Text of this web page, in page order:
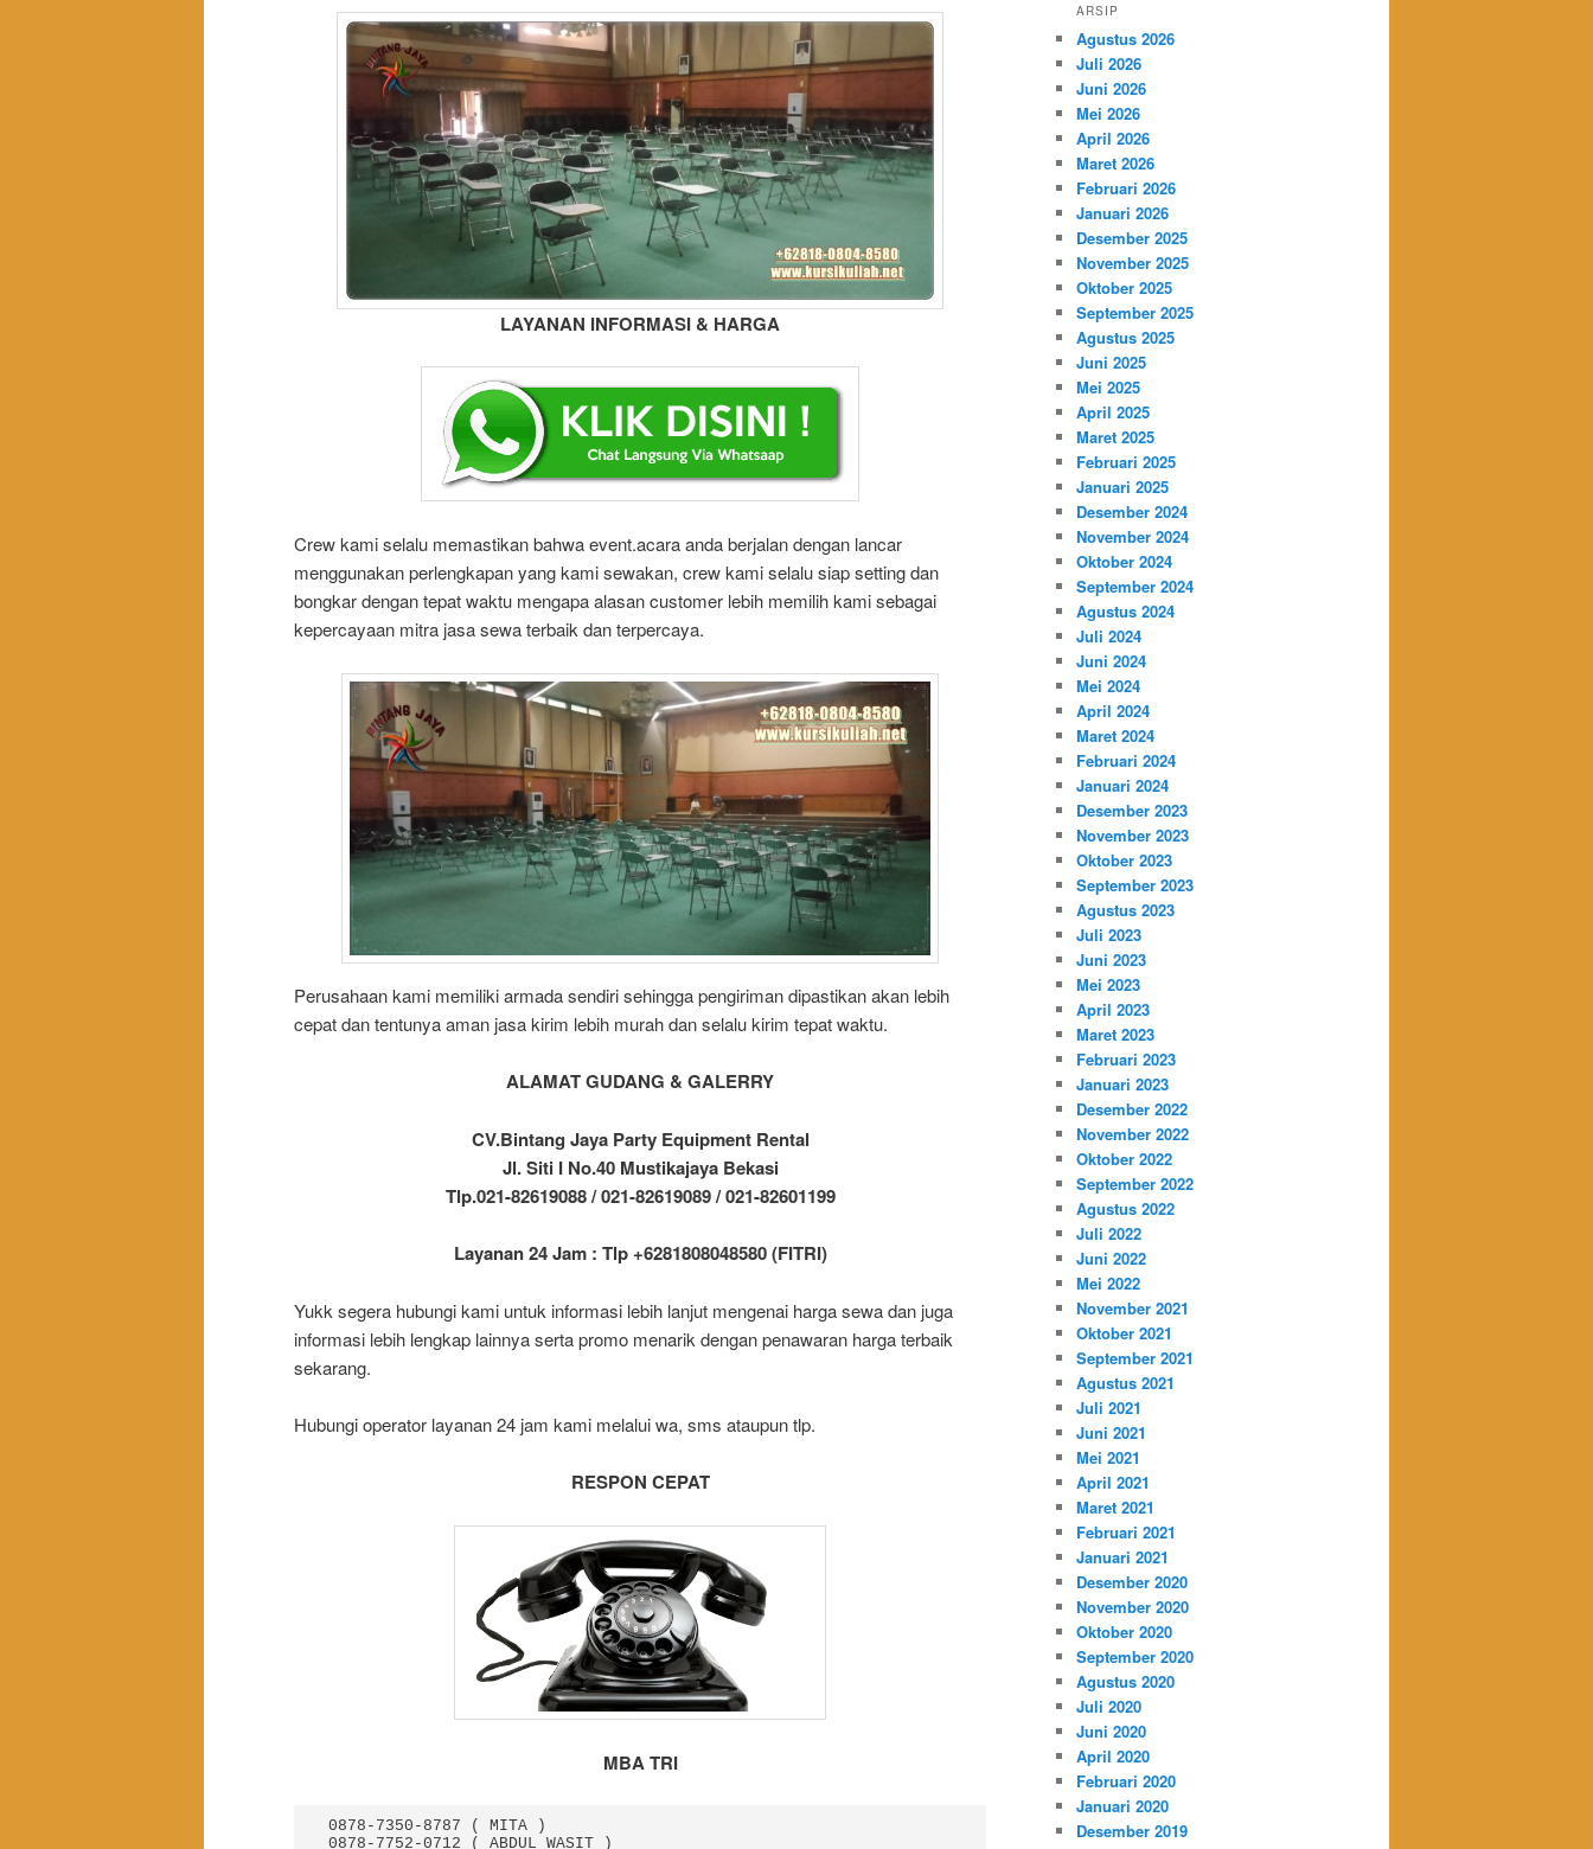
LAYANAN INFORMASI & HARGA
Crew kami selalu memastikan bahwa event.acara anda berjalan dengan lancar
menggunakan perlengkapan yang kami sewakan, crew kami selalu siap setting dan
bongkar dengan tepat waktu mengapa alasan customer lebih memilih kami sebagai
kepercayaan mitra jasa sewa terbaik dan terpercaya.
Perusahaan kami memiliki armada sendiri sehingga pengiriman dipastikan akan lebih
cepat dan tentunya aman jasa kirim lebih murah dan selalu kirim tepat waktu.
ALAMAT GUDANG & GALERRY
CV.Bintang Jaya Party Equipment Rental
Jl. Siti I No.40 Mustikajaya Bekasi
Tlp.021-82619088 / 021-82619089 / 021-82601199
Layanan 24 Jam : Tlp +6281808048580 (FITRI)
Yukk segera hubungi kami untuk informasi lebih lanjut mengenai harga sewa dan juga
informasi lebih lengkap lainnya serta promo menarik dengan penawaran harga terbaik
sekarang.
Hubungi operator layanan 24 jam kami melalui wa, sms ataupun tlp.
RESPON CEPAT
MBA TRI
0878-7350-8787 ( MITA )
0878-7752-0712 ( ABDUL WASIT )
ARSIP
Agustus 2026
Juli 2026
Juni 2026
Mei 2026
April 2026
Maret 2026
Februari 2026
Januari 2026
Desember 2025
November 2025
Oktober 2025
September 2025
Agustus 2025
Juni 2025
Mei 2025
April 2025
Maret 2025
Februari 2025
Januari 2025
Desember 2024
November 2024
Oktober 2024
September 2024
Agustus 2024
Juli 2024
Juni 2024
Mei 2024
April 2024
Maret 2024
Februari 2024
Januari 2024
Desember 2023
November 2023
Oktober 2023
September 2023
Agustus 2023
Juli 2023
Juni 2023
Mei 2023
April 2023
Maret 2023
Februari 2023
Januari 2023
Desember 2022
November 2022
Oktober 2022
September 2022
Agustus 2022
Juli 2022
Juni 2022
Mei 2022
November 2021
Oktober 2021
September 2021
Agustus 2021
Juli 2021
Juni 2021
Mei 2021
April 2021
Maret 2021
Februari 2021
Januari 2021
Desember 2020
November 2020
Oktober 2020
September 2020
Agustus 2020
Juli 2020
Juni 2020
April 2020
Februari 2020
Januari 2020
Desember 2019